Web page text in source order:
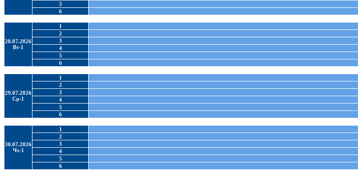
5
6
28.07.2026
Вт-1
1
2
3
4
5
6
29.07.2026
Ср-1
1
2
3
4
5
6
30.07.2026
Чт-1
1
2
3
4
5
6